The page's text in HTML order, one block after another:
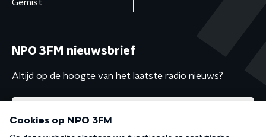
Gemist
NPO 3FM nieuwsbrief
Altijd op de hoogte van het laatste radio nieuws?